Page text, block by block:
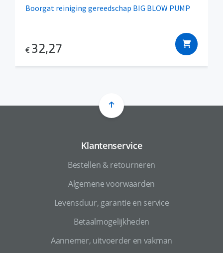
Boorgat reiniging gereedschap BIG BLOW PUMP
€ 32,27
Klantenservice
Bestellen & retourneren
Algemene voorwaarden
Levensduur, garantie en service
Betaalmogelijkheden
Aannemer, uitvoerder en vakman